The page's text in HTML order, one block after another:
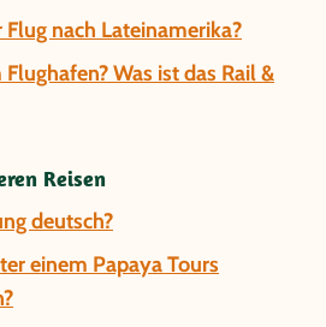
nach Lateinamerika?
Was ist das Rail &
Reisen
deutsch?
einem Papaya Tours